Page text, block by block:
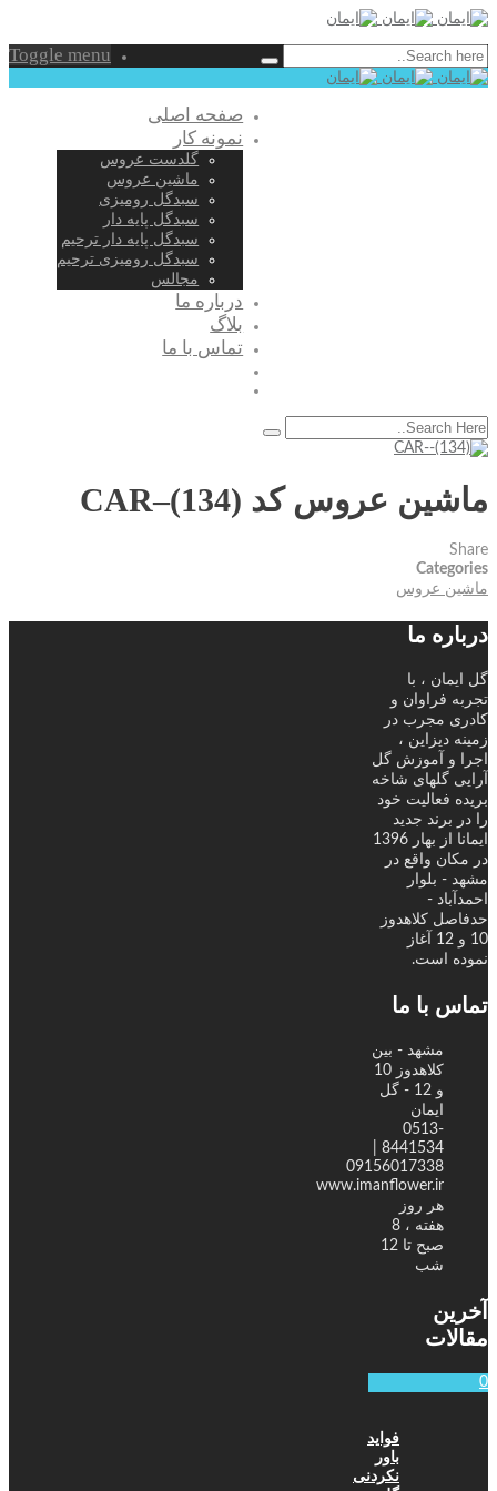
Toggle menu
صفحه اصلی
نمونه کار
گلدست عروس
ماشین عروس
سبدگل رومیزی
سبدگل پایه دار
سبدگل پایه دار ترحیم
سبدگل رومیزی ترحیم
مجالس
درباره ما
بلاگ
تماس با ما
ماشین عروس کد CAR–(134)
Share
Categories
ماشین عروس
درباره ما
گل ایمان ، با
تجربه فراوان و
کادری مجرب در
زمینه دیزاین ،
اجرا و آموزش گل
آرایی گلهای شاخه
بریده فعالیت خود
را در برند جدید
ایمانا از بهار 1396
در مکان واقع در
مشهد - بلوار
احمدآباد -
حدفاصل کلاهدوز
10 و 12 آغاز
نموده است.
تماس با ما
مشهد - بین
کلاهدوز 10
و 12 - گل
ایمان
0513-
09156017338
www.imanflower.ir
هر روز
هفته ، 8
صبح تا 12
شب
آخرین
مقالات
0
فواید
باور
نکردنی